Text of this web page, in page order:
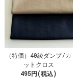
（特価）40綾ダンプ/カ
ットクロス
495円(税込)